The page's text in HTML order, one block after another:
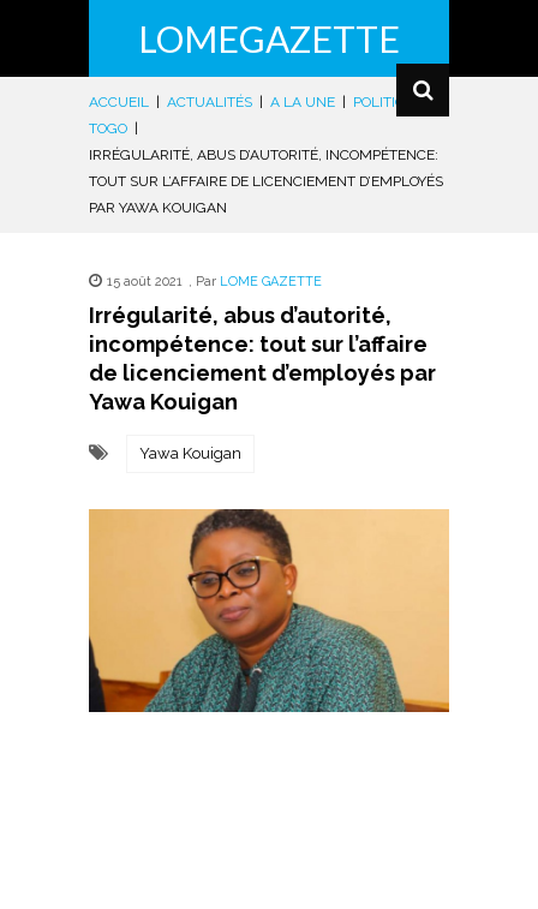
LOMEGAZETTE
ACCUEIL ACTUALITÉS A LA UNE POLITIQUE |
TOGO
IRRÉGULARITÉ, ABUS D’AUTORITÉ, INCOMPÉTENCE:
TOUT SUR L’AFFAIRE DE LICENCIEMENT D’EMPLOYÉS
PAR YAWA KOUIGAN
15 août 2021 , Par LOME GAZETTE
Irrégularité, abus d’autorité,
incompétence: tout sur l’affaire
de licenciement d’employés par
Yawa Kouigan
Yawa Kouigan